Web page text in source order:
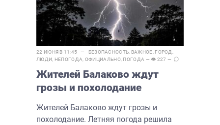
22 ИЮНЯ В 11:45 — БЕЗОПАСНОСТЬ ВАЖНОЕ ГОРОД
ЛЮДИ НЕПОГОДА ОФИЦИАЛЬНО, ПОГОДА — 👁 227 —
Жителей Балаково ждут
грозы и похолодание
Жителей Балаково ждут грозы и
похолодание. Летняя погода решила